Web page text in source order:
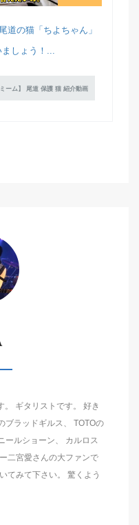
道の猫「ちよちゃん」
しょう！...
ミーム】 尾道 保護 猫 紹介動画
。 ギタリストです。 好き
ブラッドギルス、 TOTOの
ールショーン、 カルロス
二宮愛さんの大ファンで
てみて下さい。 驚くよう